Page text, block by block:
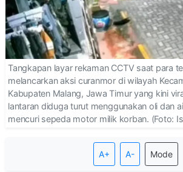
Tangkapan layar rekaman CCTV saat para
melancarkan aksi curanmor di wilayah
Kabupaten Malang, Jawa Timur yang kini
lantaran diduga turut menggunakan oli dan
mencuri sepeda motor milik korban. (Foto:
A+ A- Mode